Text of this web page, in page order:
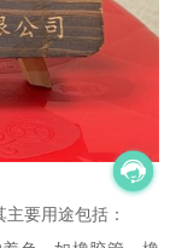
要用途包括：